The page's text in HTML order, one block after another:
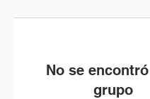
No se
grupo